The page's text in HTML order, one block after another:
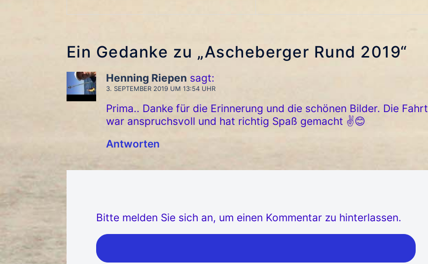
Ein Gedanke zu „Ascheberger Rund 2019“
Henning Riepen sagt:
3. SEPTEMBER 2019 UM 13:54 UHR
Prima.. Danke für die Erinnerung und die schönen Bilder. Die Fahrt
war anspruchsvoll und hat richtig Spaß gemacht ✌️😊
Antworten
Bitte melden Sie sich an, um einen Kommentar zu hinterlassen.